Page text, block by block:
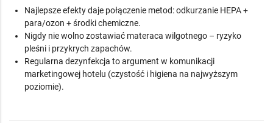
Najlepsze efekty daje połączenie metod: odkurzanie HEPA +
para/ozon + środki chemiczne.
Nigdy nie wolno zostawiać materaca wilgotnego – ryzyko
pleśni i przykrych zapachów.
Regularna dezynfekcja to argument w komunikacji
marketingowej hotelu (czystość i higiena na najwyższym
poziomie).